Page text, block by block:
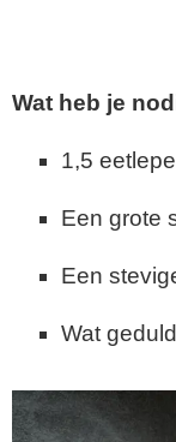
Wat heb je
1,5
Een grote
Een
Wat